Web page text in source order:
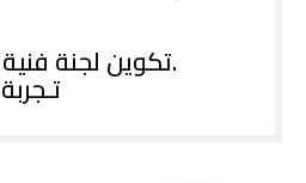
‬تـجربة‭ ‬المدير‭ ‬الرياضي؟